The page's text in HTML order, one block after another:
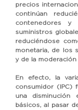
precios
continúan
contenedores y
suministros
reduciéndose
monetaria, de los
y de la moderación
En efecto, la
consumidor (IPC)
una disminución
básicos, al pasar